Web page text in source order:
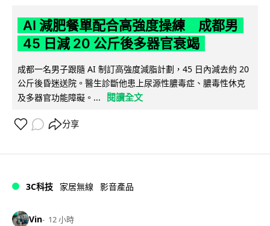
AI 減肥餐單配合高強度操練 成都男
45 日減 20 公斤後多器官衰竭
成都一名男子跟隨 AI 制訂高強度減脂計劃，45 日內減去約 20
公斤後昏迷送院。醫生診斷他患上尿源性膿毒症、膿毒性休克
及多器官功能障礙。...
閱讀全文
分享
3C科技 家居無線 影音產品
Vin 12 小時